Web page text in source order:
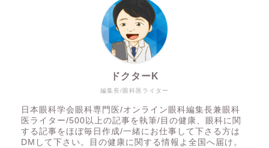
編集長/眼科医ライター
ドクターK
日本眼科学会眼科専門医/オンライン眼科編集長兼眼科
医ライター/500以上の記事を執筆/目の健康、眼科に関
する記事をほぼ毎日作成/一緒にお仕事して下さる方は
DMして下さい。目の健康に関する情報よ全国へ届け。